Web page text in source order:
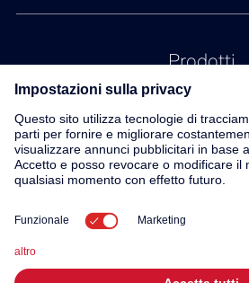
Prodotti
Servizio
Contatto
Su di noi